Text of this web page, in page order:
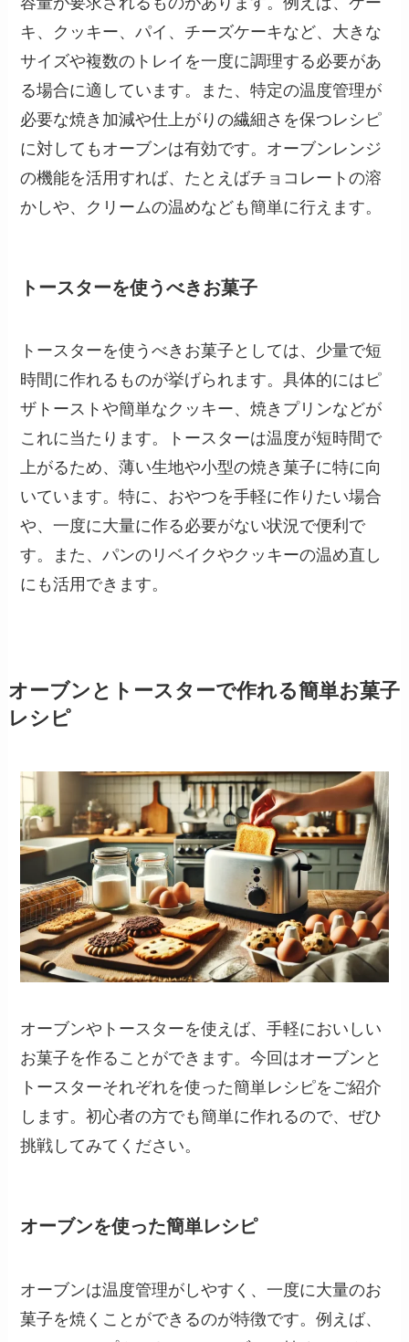
キ、クッキー、パイ、チーズケーキなど、大きな
サイズや複数のトレイを一度に調理する必要があ
る場合に適しています。また、特定の温度管理が
必要な焼き加減や仕上がりの繊細さを保つレシピ
に対してもオーブンは有効です。オーブンレンジ
の機能を活用すれば、たとえばチョコレートの溶
かしや、クリームの温めなども簡単に行えます。
トースターを使うべきお菓子
トースターを使うべきお菓子としては、少量で短
時間に作れるものが挙げられます。具体的にはピ
ザトーストや簡単なクッキー、焼きプリンなどが
これに当たります。トースターは温度が短時間で
上がるため、薄い生地や小型の焼き菓子に特に向
いています。特に、おやつを手軽に作りたい場合
や、一度に大量に作る必要がない状況で便利で
す。また、パンのリベイクやクッキーの温め直し
にも活用できます。
オーブンとトースターで作れる簡単お菓子
レシピ
オーブンやトースターを使えば、手軽においしい
お菓子を作ることができます。今回はオーブンと
トースターそれぞれを使った簡単レシピをご紹介
します。初心者の方でも簡単に作れるので、ぜひ
挑戦してみてください。
オーブンを使った簡単レシピ
オーブンは温度管理がしやすく、一度に大量のお
菓子を焼くことができるのが特徴です。例えば、